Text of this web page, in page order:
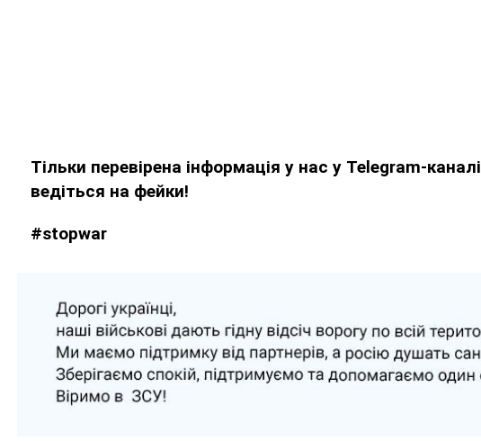
Тільки перевірена інформація у нас у Telegram-каналі
ведіться на фейки!
#stopwar